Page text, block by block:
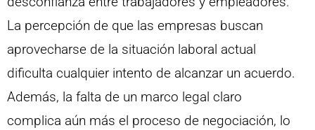
La percepción de que las empresas buscan
aprovecharse de la situación laboral actual
dificulta cualquier intento de alcanzar un acuerdo.
Además, la falta de un marco legal claro
complica aún más el proceso de negociación, lo